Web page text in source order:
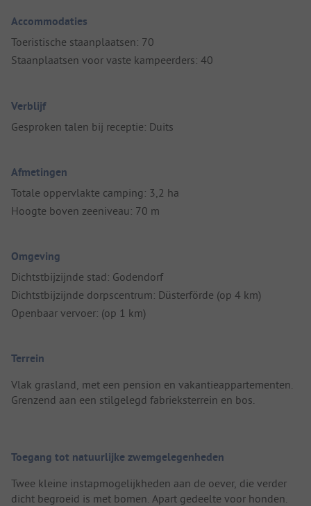
Accommodaties
Toeristische staanplaatsen: 70
Staanplaatsen voor vaste kampeerders: 40
Verblijf
Gesproken talen bij receptie: Duits
Afmetingen
Totale oppervlakte camping: 3,2 ha
Hoogte boven zeeniveau: 70 m
Omgeving
Dichtstbijzijnde stad: Godendorf
Dichtstbijzijnde dorpscentrum: Düsterförde (op 4 km)
Openbaar vervoer: (op 1 km)
Terrein
Vlak grasland, met een pension en vakantieappartementen.
Grenzend aan een stilgelegd fabrieksterrein en bos.
Toegang tot natuurlijke zwemgelegenheden
Twee kleine instapmogelijkheden aan de oever, die verder
dicht begroeid is met bomen. Apart gedeelte voor honden.